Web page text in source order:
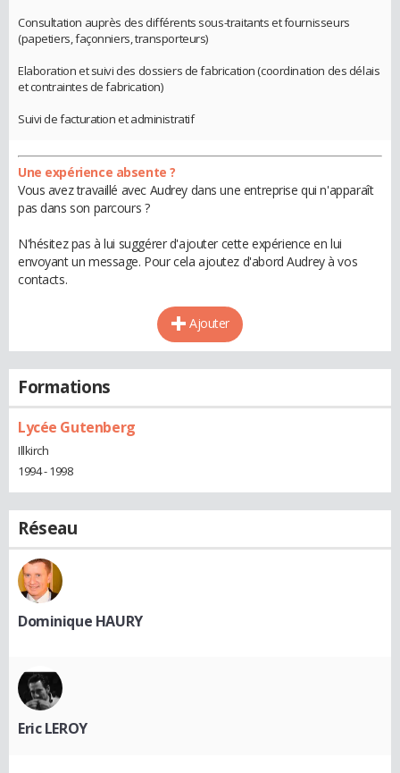
Consultation auprès des différents sous-traitants et fournisseurs
(papetiers, façonniers, transporteurs)
Elaboration et suivi des dossiers de fabrication (coordination des délais
et contraintes de fabrication)
Suivi de facturation et administratif
Une expérience absente ?
Vous avez travaillé avec Audrey dans une entreprise qui n'apparaît
pas dans son parcours ?
N'hésitez pas à lui suggérer d'ajouter cette expérience en lui
envoyant un message. Pour cela ajoutez d'abord Audrey à vos
contacts.
Ajouter
Formations
Lycée Gutenberg
Illkirch
1994 - 1998
Réseau
Dominique HAURY
Eric LEROY